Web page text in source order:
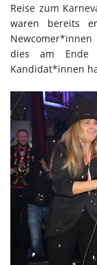
Reise zum
waren bereits
dies am Ende
Kandidat*innen